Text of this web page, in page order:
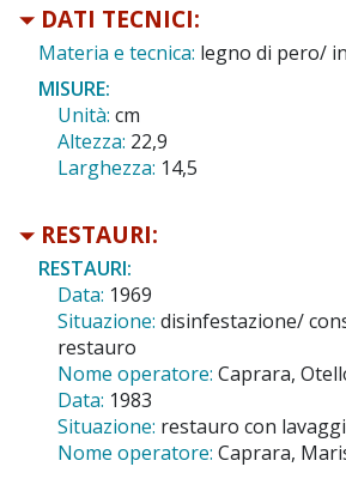
DATI TECNICI:
Materia e tecnica: legno di pero/
MISURE:
Unità: cm
Altezza: 22,9
Larghezza: 14,5
RESTAURI:
RESTAURI:
Data: 1969
Situazione: disinfestazione/
restauro
Nome operatore: Caprara,
Data: 1983
Situazione: restauro con
Nome operatore: Caprara,